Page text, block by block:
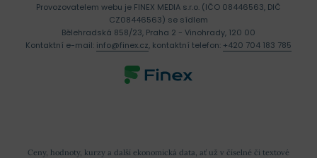
Ceny, hodnoty, kurzy a další ekonomická data, ať už v číselné či textové
Provozovatelem webu je FINEX MEDIA s.r.o. (IČO 08446563, DIČ
CZ08446563) se sídlem
Bělehradská 858/23, Praha 2 - Vinohrady, 120 00
Kontaktní e-mail: info@finex.cz, kontaktní telefon: +420 704 183 785